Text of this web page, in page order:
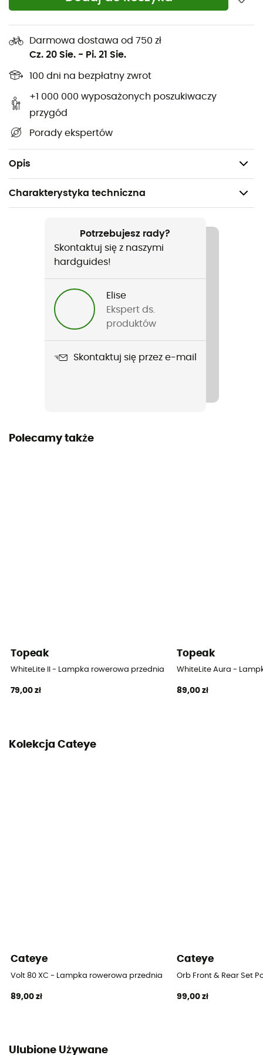
Darmowa dostawa od 750 zł
Cz. 20 Sie. - Pi. 21 Sie.
100 dni na bezpłatny zwrot
+1 000 000 wyposażonych poszukiwaczy
przygód
Porady ekspertów
Opis
Opcjonalne uchwyty: na kask, centralny widelec i
Czas świecenia: High (500 lumenów): 2 godziny
Middle (150 lumenów): 9 godzin
Low (100 lumenów): 15 godzin
Daytime HyperConstant (500/100 lumenów): 18
Waga: 94 g
Charakterystyka techniczna
Rower / Turystyka rowerowa
Nazwa produktu
Sync Core 500 LM Front Light
Można ładować
Wymiary
Żarówka
Potrzebujesz rady?
Skontaktuj się z naszymi
hardguides!
Elise
Ekspert ds.
produktów
Skontaktuj się przez e-mail
Polecamy także
Topeak
WhiteLite II - Lampka rowerowa przednia
79,00 zł
Topeak
WhiteLite Aura -
89,00 zł
Kolekcja Cateye
Cateye
Volt 80 XC - Lampka rowerowa przednia
89,00 zł
Cateye
Orb Front & Rear Set
99,00 zł
Ulubione Używane